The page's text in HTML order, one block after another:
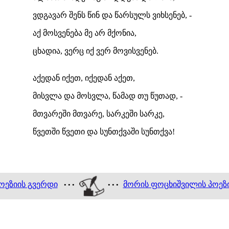
ვდგავარ შენს წინ და წარსულს ვიხსენებ, -
აქ მოსვენება მე არ მქონია,
ცხადია, ვერც იქ ვერ მოვისვენებ.
აქედან იქეთ, იქედან აქეთ,
მისვლა და მოსვლა, წამად თუ წუთად, -
მთვარეში მთვარე, სარკეში სარკე,
წვეთში წვეთი და სუნთქვაში სუნთქვა!
გვერდი • • • • • • მორის ფოცხიშვილის